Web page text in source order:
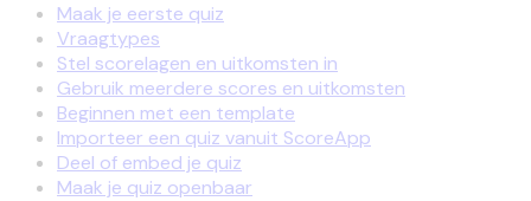
Maak je eerste quiz
Vraagtypes
Stel scorelagen en uitkomsten in
Gebruik meerdere scores en uitkomsten
Beginnen met een template
Importeer een quiz vanuit ScoreApp
Deel of embed je quiz
Maak je quiz openbaar